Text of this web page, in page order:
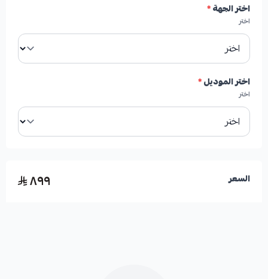
بلد المنشأ:
الجودة:
🛡️ الكفالة: 6 شهور
اختر الجهة*
اختر
اختر الموديل*
اختر
السعر ٨٩٩